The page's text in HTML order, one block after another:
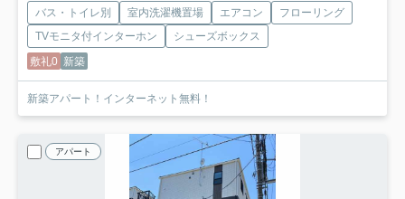
バス・トイレ別 室内洗濯機置場 エアコン
フローリング
TVモニタ付インターホン
シューズボックス
敷礼0 新築
新築アパート！インターネット無料！
アパート